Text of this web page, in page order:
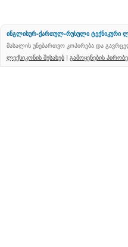
ინგლისურ-ქართულ-რუსული ტექნიკური
მასალის უნებართვო კოპირება და
ლექსიკონის შესახებ | გამოყენების